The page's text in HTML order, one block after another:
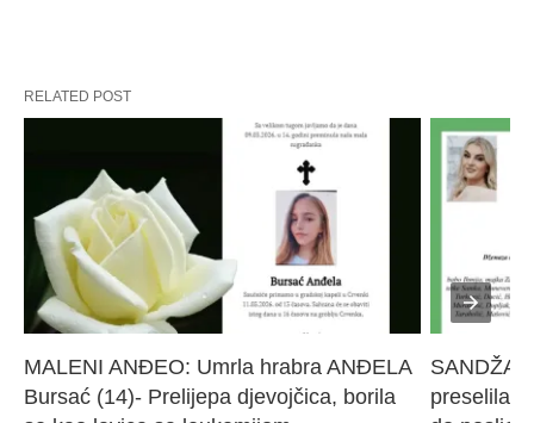
RELATED POST
MALENI ANĐEO: Umrla hrabra ANĐELA
Bursać (14)- Prelijepa djevojčica, borila
preselila